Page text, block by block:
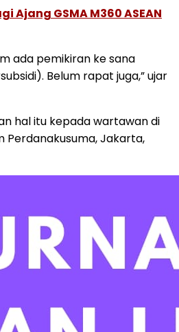
Ajang GSMA M360 ASEAN
ada pemikiran ke sana
Belum rapat juga,” ujar
hal itu kepada wartawan di
Perdanakusuma, Jakarta,